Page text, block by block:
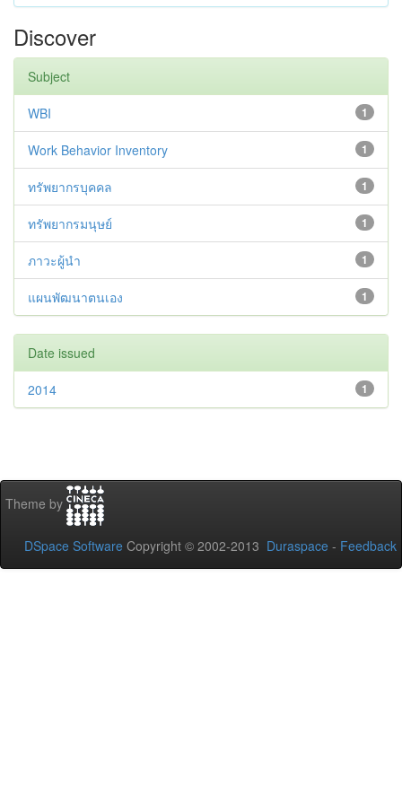
Discover
Subject
1
WBI
1
Work Behavior Inventory
1
ทรัพยากรบุคคล
1
ทรัพยากรมนุษย์
1
ภาวะผู้นำ
1
แผนพัฒนาตนเอง
Date issued
1
2014
Theme by
DSpace Software Copyright © 2002-2013 Duraspace - Feedback